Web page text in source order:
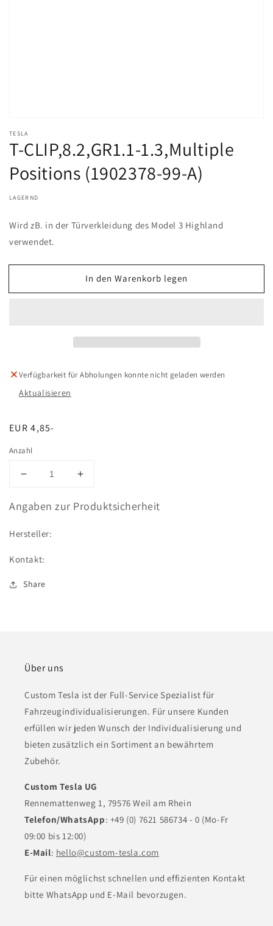
TESLA
T-CLIP,8.2,GR1.1-1.3,Multiple
Positions (1902378-99-A)
LAGERND
Wird zB. in der Türverkleidung des Model 3 Highland
verwendet.
In den Warenkorb legen
Verfügbarkeit für Abholungen konnte nicht geladen werden
Aktualisieren
Normaler
EUR 4,85-
Anzahl
Verringere
Menge
T-
1.3,Multiple
(1902378-
Erhöhe
Menge
Angaben zur Produktsicherheit
Hersteller:
Kontakt:
Share
Über uns
Custom Tesla ist der Full-Service Spezialist für
Fahrzeugindividualisierungen. Für unsere Kunden
erfüllen wir jeden Wunsch der Individualisierung und
bieten zusätzlich ein Sortiment an bewährtem
Zubehör.
Custom Tesla UG
Rennemattenweg 1, 79576 Weil am Rhein
Telefon/WhatsApp: +49 (0) 7621 586734 - 0 (Mo-Fr
09:00 bis 12:00)
E-Mail: hello@custom-tesla.com
Für einen möglichst schnellen und effizienten Kontakt
bitte WhatsApp und E-Mail bevorzugen.